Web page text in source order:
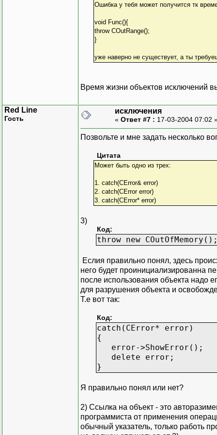
Ошибка у тебя может получится тк
void Func(){
throw COutRange();
}
уже наверно не существует, а ты
Время жизни объектов исключений
Red Line
Гость
исключения
« Ответ #7 : 17-03-2004 07:02
Позвольте и мне задать несколько
Цитата
Может быть одно из трех:
1. catch(CError& error)
2. catch(CError error)
3. catch(CError* error)
3)
Код:
throw new
Еслия правильно понял, здесь
него будет проинициализированна
после использования объекта надо
для разрушения объекта и
Т.е вот так:
Код:
catch(CError* error)
{
error->ShowError();
delete error;
}
Я правильно понял или нет?
2) Ссылка на объект - это
программиста от применения
обычный указатель, только работь